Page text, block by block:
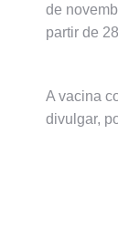
de
partir de
A vacina
divulgar,